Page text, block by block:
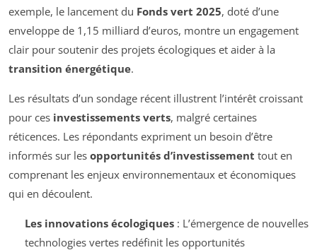
exemple, le lancement du Fonds vert 2025, doté d’une
enveloppe de 1,15 milliard d’euros, montre un engagement
clair pour soutenir des projets écologiques et aider à la
transition énergétique.
Les résultats d’un sondage récent illustrent l’intérêt croissant
pour ces investissements verts, malgré certaines
réticences. Les répondants expriment un besoin d’être
informés sur les opportunités d’investissement tout en
comprenant les enjeux environnementaux et économiques
qui en découlent.
Les innovations écologiques: L’émergence de nouvelles
technologies vertes redéfinit les opportunités